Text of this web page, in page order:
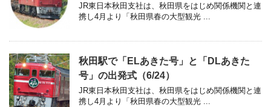
JR東日本秋田支社は、秋田県をはじめ関係機関と連
携し4月より「秋田県春の大型観光 ...
秋田駅で「ELあきた号」と「DLあきた
号」の出発式（6/24）
JR東日本秋田支社は、秋田県をはじめ関係機関と連
携し4月より「秋田県春の大型観光 ...